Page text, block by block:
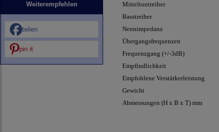
Weiterempfehlen
teilen
pin it
Mitteltontreiber
Basstreiber
Nennimpedanz
Übergangsfrequenzen
Frequenzgang (+/-3dB)
Empfindlichkeit
Empfohlene Verstärkerleistung
Gewicht
Abmessungen (H x B x T) mm